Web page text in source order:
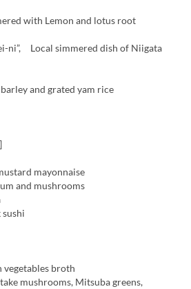
with Lemon and lotus root
ni”, Local simmered dish of Niigata
and grated yam rice
mayonnaise
and mushrooms
sushi
vegetables broth
mushrooms, Mitsuba greens,